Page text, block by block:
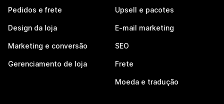
Pedidos e frete
Design da loja
Marketing e conversão
Gerenciamento de loja
Upsell e pacotes
E-mail marketing
SEO
Frete
Moeda e tradução